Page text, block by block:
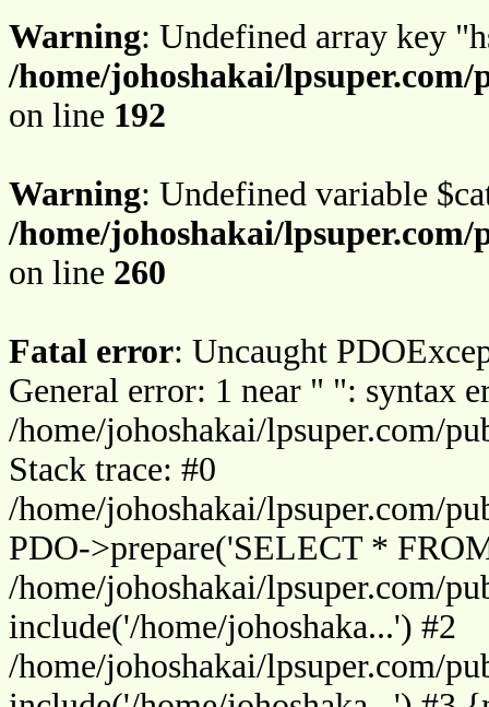
Warning: Undefined array key
/home/johoshakai/
on line 192
Warning: Undefined variable
/home/johoshakai/
on line 260
Fatal error: Uncaught
General error: 1 near " ": syntax
/home/johoshakai/lpsuper.com/
Stack trace: #0
/home/johoshakai/lpsuper.com/
PDO->prepare('SELECT *
/home/johoshakai/lpsuper.com/
include('/home/johoshaka...') #2
/home/johoshakai/lpsuper.com/